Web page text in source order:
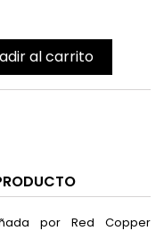
al carrito
por Red Copper